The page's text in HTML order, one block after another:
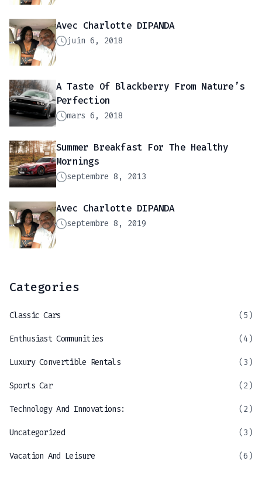
Avec Charlotte DIPANDA
juin 6, 2018
A Taste Of Blackberry From Nature’s
Perfection
mars 6, 2018
Summer Breakfast For The Healthy
Mornings
septembre 8, 2013
Avec Charlotte DIPANDA
septembre 8, 2019
Categories
Classic Cars (5)
Enthusiast Communities (4)
Luxury Convertible Rentals (3)
Sports Car (2)
Technology And Innovations: (2)
Uncategorized (3)
Vacation And Leisure (6)